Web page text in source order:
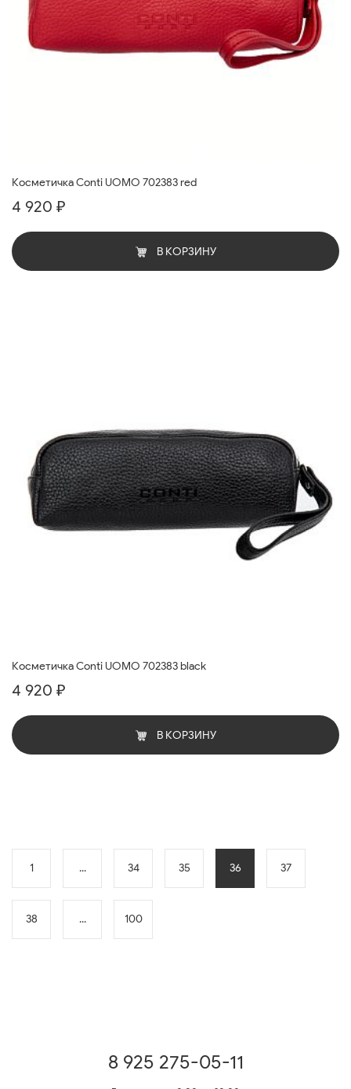
Косметичка Conti UOMO 702383 red
4 920 ₽
В КОРЗИНУ
Косметичка Conti UOMO 702383 black
4 920 ₽
В КОРЗИНУ
1 ... 34 35 36 37
38 ... 100
8 925 275-05-11